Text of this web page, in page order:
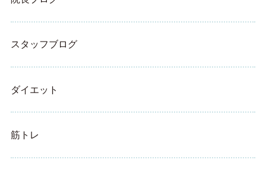
スタッフブログ
ダイエット
筋トレ